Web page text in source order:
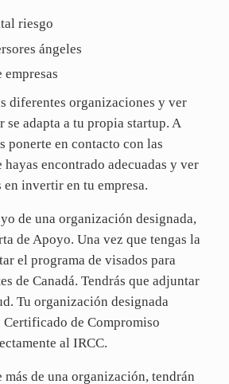
riesgo
ángeles
diferentes organizaciones y ver
se adapta a tu propia startup. A
ponerte en contacto con las
encontrado adecuadas y ver
en invertir en tu empresa.
de una organización designada,
de Apoyo. Una vez que tengas la
el programa de visados para
de Canadá. Tendrás que adjuntar
Tu organización designada
de Compromiso
al IRCC.
más de una organización, tendrán